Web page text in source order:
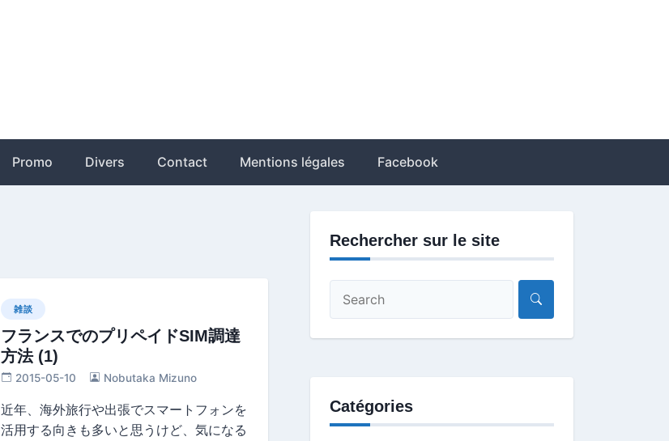
Promo Divers Contact Mentions légales Facebook
雑談
フランスでのプリペイドSIM調達
方法 (1)
2015-05-10 Nobutaka Mizuno
近年、海外旅行や出張でスマートフォンを
活用する向きも多いと思うけど、気になる
Rechercher sur le site
Catégories